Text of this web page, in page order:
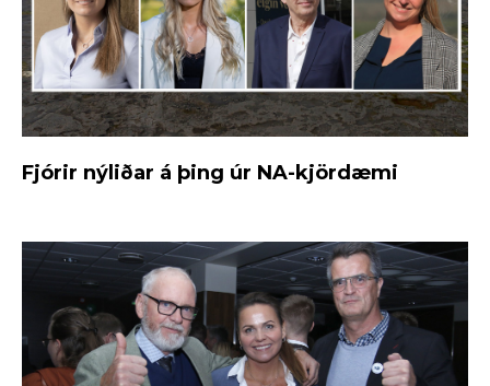
Fjórir nýliðar á þing úr NA-kjördæmi